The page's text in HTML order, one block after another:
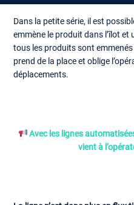
Dans la petite série, il est
emmène le produit dans l’îlot
tous les produits sont
prend de la place et oblige
déplacements.
Avec les lignes
vient à